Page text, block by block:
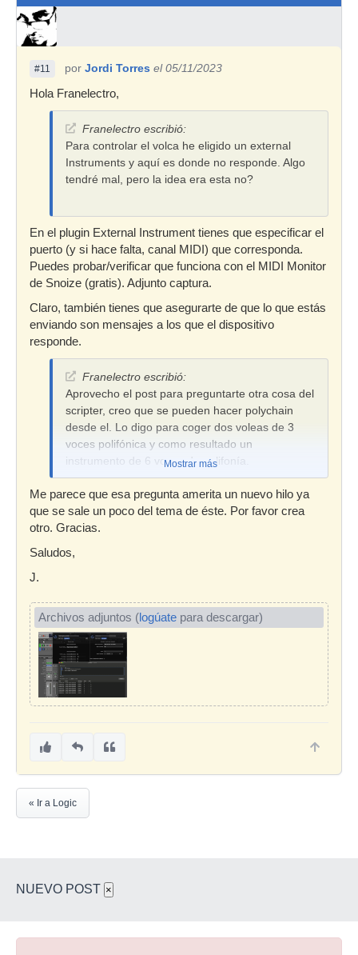
#11 por Jordi Torres el 05/11/2023
Hola Franelectro,
Franelectro escribió:
Para controlar el volca he eligido un external
Instruments y aquí es donde no responde. Algo
tendré mal, pero la idea era esta no?
En el plugin External Instrument tienes que especificar el
puerto (y si hace falta, canal MIDI) que corresponda.
Puedes probar/verificar que funciona con el MIDI Monitor
de Snoize (gratis). Adjunto captura.
Claro, también tienes que asegurarte de que lo que estás
enviando son mensajes a los que el dispositivo
responde.
Franelectro escribió:
Aprovecho el post para preguntarte otra cosa del
scripter, creo que se pueden hacer polychain
desde el. Lo digo para coger dos voleas de 3
voces polifónica y como resultado un
instrumento de 6 voces de polifonía.
Mostrar más
Me parece que esa pregunta amerita un nuevo hilo ya
que se sale un poco del tema de éste. Por favor crea
otro. Gracias.
Saludos,
J.
Archivos adjuntos (logúate para descargar)
« Ir a Logic
NUEVO POST ×